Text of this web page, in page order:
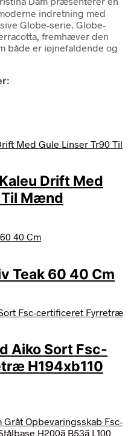
indretning med
Globe-serie. Globe-
fremhæver den
både er iøjnefaldende og
Drift Med
Til Mænd
Teak 60 40 Cm
kr..
Aiko Sort Fsc-
H194xb110